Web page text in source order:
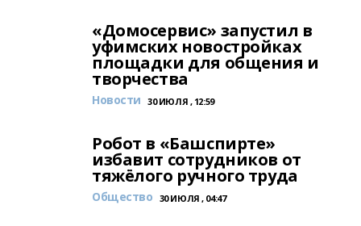
«Домосервис» запустил в
уфимских новостройках
площадки для общения и
творчества
Новости 30 ИЮЛЯ , 12:59
Робот в «Башспирте»
избавит сотрудников от
тяжёлого ручного труда
Общество 30 ИЮЛЯ , 04:47